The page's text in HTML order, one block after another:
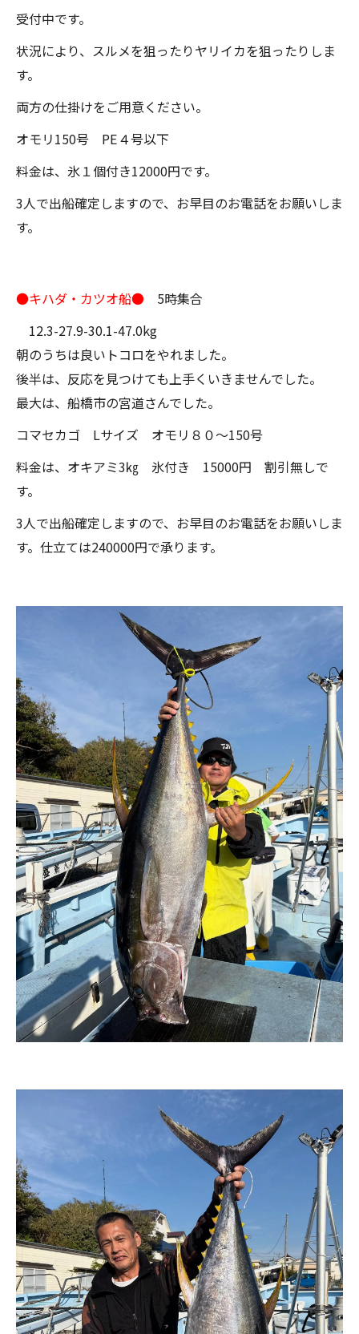
受付中です。
状況により、スルメを狙ったりヤリイカを狙ったりしま
す。
両方の仕掛けをご用意ください。
オモリ150号 PE４号以下
料金は、氷１個付き12000円です。
3人で出船確定しますので、お早目のお電話をお願いしま
す。
●キハダ・カツオ船● 5時集合
12.3-27.9-30.1-47.0kg
朝のうちは良いトコロをやれました。
後半は、反応を見つけても上手くいきませんでした。
最大は、船橋市の宮道さんでした。
コマセカゴ Lサイズ オモリ８０～150号
料金は、オキアミ3㎏ 氷付き 15000円 割引無しで
す。
3人で出船確定しますので、お早目のお電話をお願いしま
す。仕立ては240000円で承ります。